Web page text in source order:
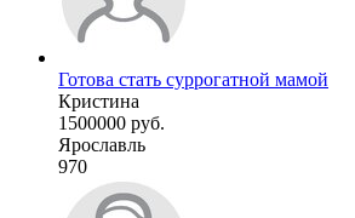
Готова стать суррогатной мамой
Кристина
1500000 руб.
Ярославль
970